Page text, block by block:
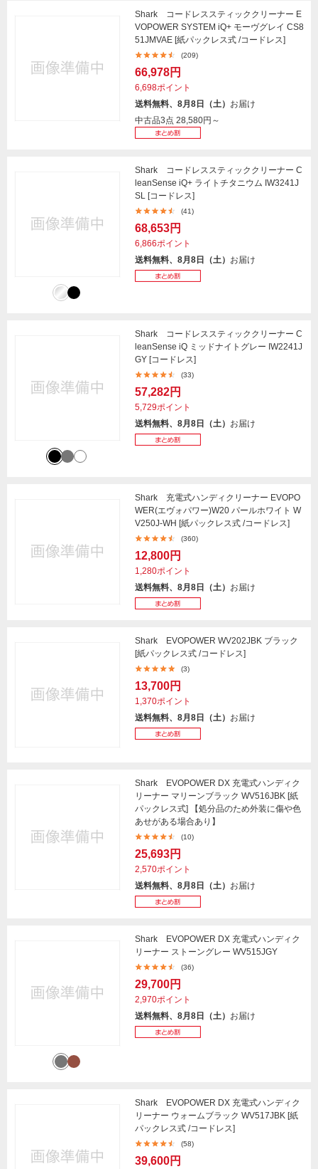
Shark コードレススティッククリーナー E
VOPOWER SYSTEM iQ+ モーヴグレイ CS8
51JMVAE [紙パックレス式 /コードレス]
(209)
66,978円
6,698ポイント
送料無料、8月8日（土） お届け
中古品3点 28,580円～
Shark コードレススティッククリーナー C
leanSense iQ+ ライトチタニウム IW3241J
SL [コードレス]
(41)
68,653円
6,866ポイント
送料無料、8月8日（土） お届け
Shark コードレススティッククリーナー C
leanSense iQ ミッドナイトグレー IW2241J
GY [コードレス]
(33)
57,282円
5,729ポイント
送料無料、8月8日（土） お届け
Shark 充電式ハンディクリーナー EVOPO
WER(エヴォパワー)W20 パールホワイト W
V250J-WH [紙パックレス式 /コードレス]
(360)
12,800円
1,280ポイント
送料無料、8月8日（土） お届け
Shark EVOPOWER WV202JBK ブラック
[紙パックレス式 /コードレス]
(3)
13,700円
1,370ポイント
送料無料、8月8日（土） お届け
Shark EVOPOWER DX 充電式ハンディク
リーナー マリーンブラック WV516JBK [紙
パックレス式] 【処分品のため外装に傷や色
あせがある場合あり】
(10)
25,693円
2,570ポイント
送料無料、8月8日（土） お届け
Shark EVOPOWER DX 充電式ハンディク
リーナー ストーングレー WV515JGY
(36)
29,700円
2,970ポイント
送料無料、8月8日（土） お届け
Shark EVOPOWER DX 充電式ハンディク
リーナー ウォームブラック WV517JBK [紙
パックレス式 /コードレス]
(58)
39,600円